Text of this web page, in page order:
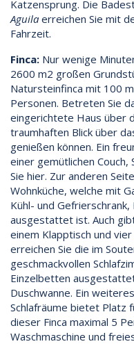
Katzensprung. Die
Aguila erreichen Sie mit
Fahrzeit.
Finca: Nur wenige
2600 m2 großen
Natursteinfinca mit 100
Personen. Betreten Sie
eingerichtete Haus über
traumhaften Blick über
genießen können. Ein
einer gemütlichen
Sie hier. Zur anderen
Wohnküche, welche mit
Kühl- und
ausgestattet ist. Auch
einem Klapptisch und
erreichen Sie die im
geschmackvollen
Einzelbetten
Duschwanne. Ein
Schlafräume bietet Platz
dieser Finca maximal 5
Waschmaschine und